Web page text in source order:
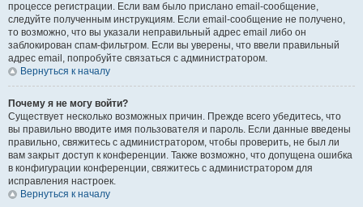
процессе регистрации. Если вам было прислано email-сообщение,
следуйте полученным инструкциям. Если email-сообщение не получено,
то возможно, что вы указали неправильный адрес email либо он
заблокирован спам-фильтром. Если вы уверены, что ввели правильный
адрес email, попробуйте связаться с администратором.
Вернуться к началу
Почему я не могу войти?
Существует несколько возможных причин. Прежде всего убедитесь, что
вы правильно вводите имя пользователя и пароль. Если данные введены
правильно, свяжитесь с администратором, чтобы проверить, не был ли
вам закрыт доступ к конференции. Также возможно, что допущена ошибка
в конфигурации конференции, свяжитесь с администратором для
исправления настроек.
Вернуться к началу